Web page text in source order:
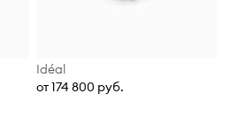
Idéal
от 174 800 руб.